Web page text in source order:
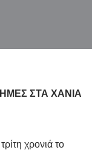
ΣΤΑ ΧΑΝΙΑ
χρονιά το